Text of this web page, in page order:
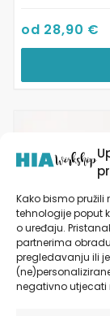
Kako bismo pružili
tehnologije poput
o uređaju.
partnerima
pregledavanju ili
negativno utjecati
od 28,90 €
ima
varijanti.
Opcije
se
mogu
odabrati
na
stranici